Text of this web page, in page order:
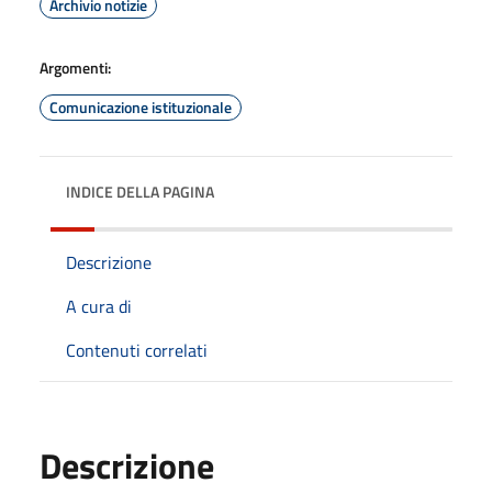
Argomenti:
Comunicazione istituzionale
INDICE DELLA PAGINA
Descrizione
A cura di
Contenuti correlati
Descrizione